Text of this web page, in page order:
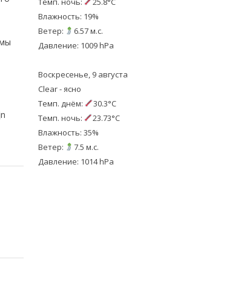
Влажность: 19%
Ветер:
6.57 м.с.
Давление: 1009 hPa
Воскресенье, 9 августа
Clear - ясно
Темп. днём:
30.3°C
Темп. ночь:
23.73°C
Влажность: 35%
Ветер:
7.5 м.с.
Давление: 1014 hPa